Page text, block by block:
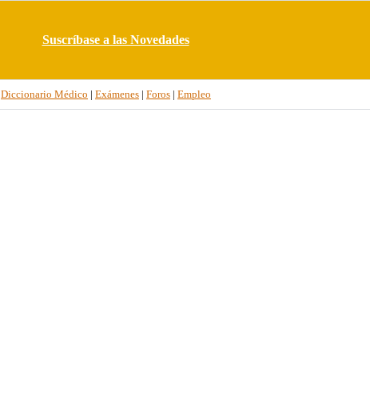
Suscríbase a las Novedades
Diccionario Médico | Exámenes | Foros | Empleo